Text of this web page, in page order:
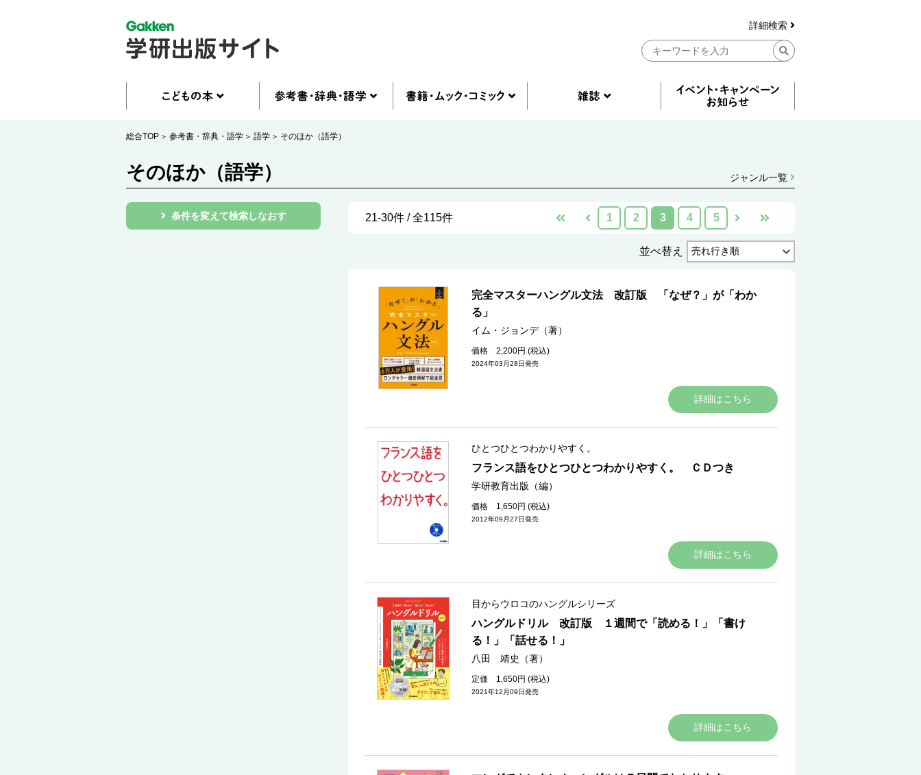
詳細検索
総合TOP 参考書・辞典・語学 語学 そのほか（語学）
そのほか（語学） ジャンル一覧
条件を変えて検索しなおす 21-30件 / 全115件 1 2 3 4 5
並べ替え
完全マスターハングル文法 改訂版 「なぜ？」が「わか
る」
イム・ジョンデ（著）
価格 2,200円 (税込)
2024年03月28日発売
詳細はこちら
ひとつひとつわかりやすく。
フランス語をひとつひとつわかりやすく。 ＣＤつき
学研教育出版（編）
価格 1,650円 (税込)
2012年09月27日発売
詳細はこちら
目からウロコのハングルシリーズ
ハングルドリル 改訂版 １週間で「読める！」「書け
る！」「話せる！」
八田 靖史（著）
定価 1,650円 (税込)
2021年12月09日発売
詳細はこちら